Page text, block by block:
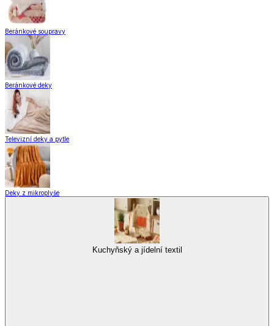
Beránkové soupravy
Beránkové deky
Televizní deky a pytle
Deky z mikroplyše
Kuchyňský a jídelní textil